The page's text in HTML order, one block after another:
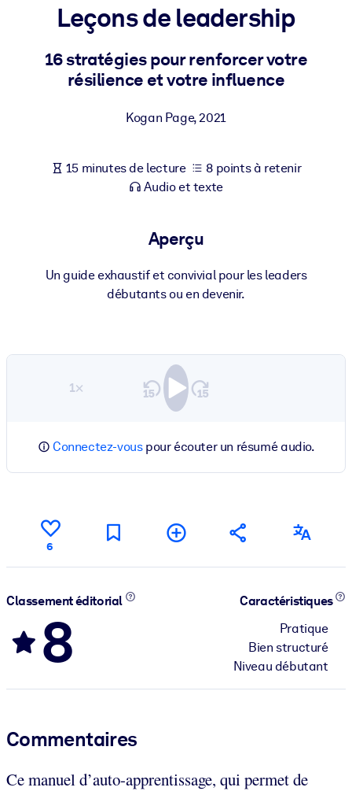
PAR SYSTÈME
Pour LMS/LXP
LMS/LXP pour de meilleurs résultats d'apprentissage.
Enrichissez votre bibliothèque d'entreprise avec des
commerciales fiables et prêtes à l'emploi.
Alimentez vos systèmes d'IA avec des connaissances fiables et
Leçons de leadership
16 stratégies pour renforcer votre
résilience et votre influence
Kogan Page,2021
15 minutes de lecture
8 points à retenir
Audio et texte
Aperçu
Un guide exhaustif et convivial pour les leaders
débutants ou en devenir.
1×
Connectez-vouspour écouter un résumé audio.
6
Classement éditorial
8
Caractéristiques
Pratique
Bien structuré
Niveau débutant
Commentaires
Ce manuel d’auto-apprentissage, qui permet de